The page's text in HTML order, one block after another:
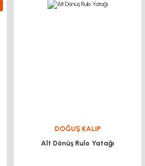
DOĞUŞ KALIP
Alt Dönüş Rulo Yatağı